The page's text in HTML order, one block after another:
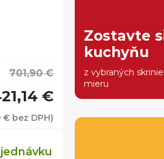
701,90 €
€
€ bez DPH)
Zostavte
kuchyňu
z vybraných
mieru